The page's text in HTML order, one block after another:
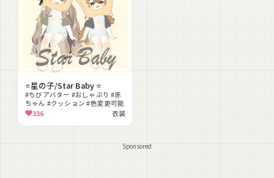
⭐星の子/Star Baby ⭐
#ちびアバター #おしゃぶり #赤
ちゃん #クッション #色変更可能
336 衣装
Sponsored